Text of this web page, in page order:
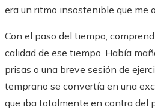
era un ritmo insostenible que me
Con el paso del tiempo,
calidad de ese tiempo. Había
prisas o una breve sesión de
temprano se convertía en una
que iba totalmente en contra del